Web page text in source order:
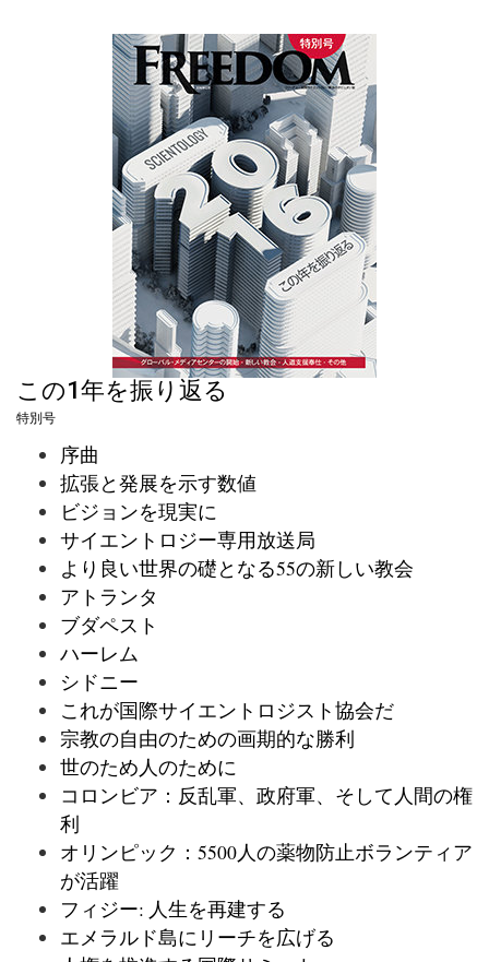
この1年を振り返る
特別号
序曲
拡張と発展を示す数値
ビジョンを現実に
サイエントロジー専用放送局
より良い世界の礎となる55の新しい教会
アトランタ
ブダペスト
ハーレム
シドニー
これが国際サイエントロジスト協会だ
宗教の自由のための画期的な勝利
世のため人のために
コロンビア：反乱軍、政府軍、そして人間の権
利
オリンピック：5500人の薬物防止ボランティア
が活躍
フィジー: 人生を再建する
エメラルド島にリーチを広げる